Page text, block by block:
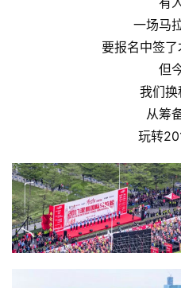
一场马
要报名中签
但
我们换
从筹
玩转